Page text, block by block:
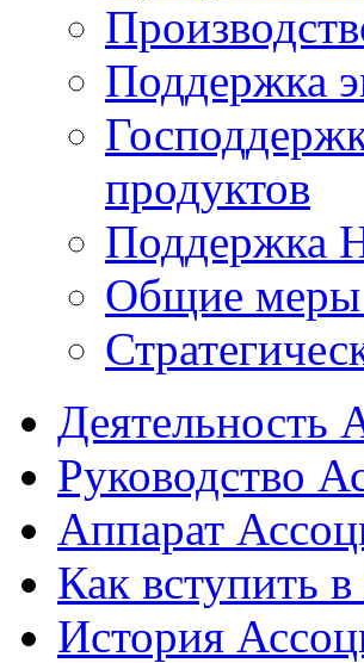
Поддержка
продуктов
Поддержка
Общие меры
Деятельность
Руководство
Аппарат
Как вступить
История